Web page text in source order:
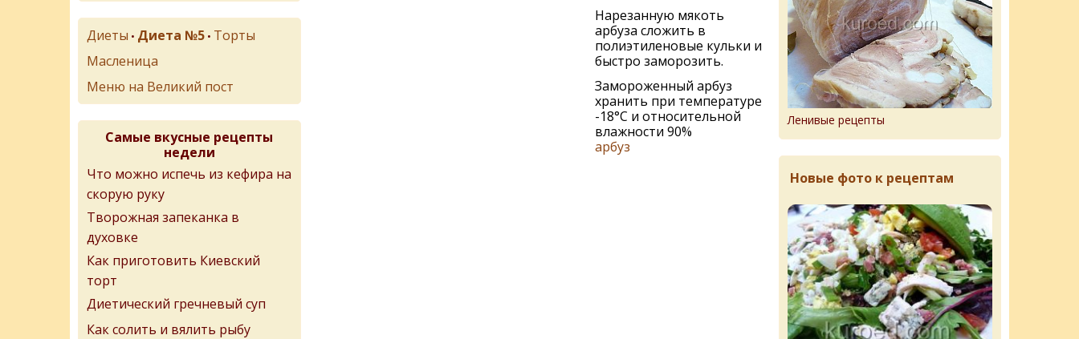
Нарезанную мякоть
арбуза сложить в
полиэтиленовые кульки и
быстро заморозить.
Замороженный арбуз
хранить при температуре
-18°С и относительной
влажности 90%
арбуз
Диеты • Диета №5 • Торты
Масленица
Меню на Великий пост
Самые вкусные рецепты
недели
Что можно испечь из кефира на
скорую руку
Творожная запеканка в
духовке
Как приготовить Киевский
торт
Диетический гречневый суп
Как солить и вялить рыбу
Ленивые рецепты
Новые фото к рецептам